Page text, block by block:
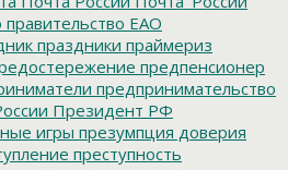
правительство ЕАО
праздники праймериз
предпенсионер
предпринимательство
Президент РФ
игры презумпция доверия
преступность